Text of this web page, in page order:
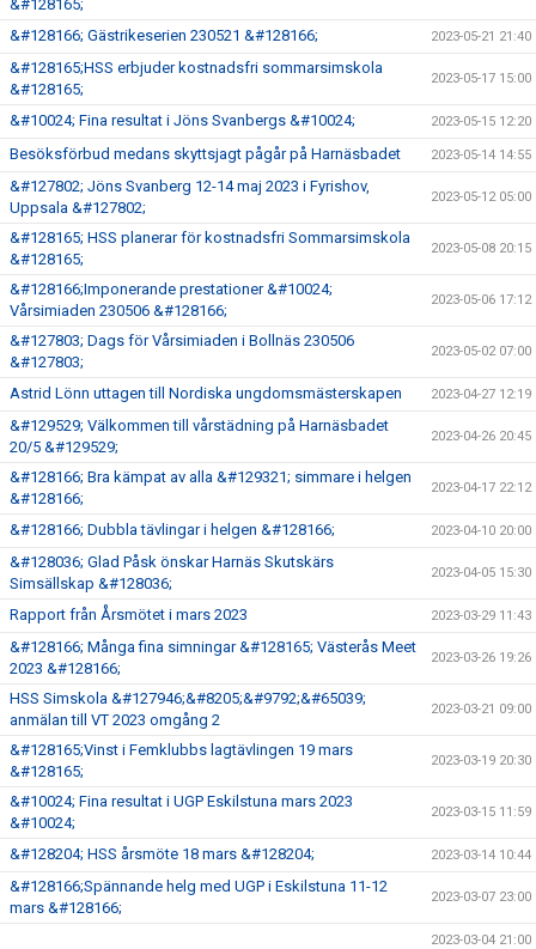
&#128165;
&#128166; Gästrikeserien 230521 &#128166; 2023-05-21 21:40
&#128165;HSS erbjuder kostnadsfri sommarsimskola
&#128165;
2023-05-17 15:00
&#10024; Fina resultat i Jöns Svanbergs &#10024; 2023-05-15 12:20
Besöksförbud medans skyttsjagt pågår på Harnäsbadet 2023-05-14 14:55
&#127802; Jöns Svanberg 12-14 maj 2023 i Fyrishov,
Uppsala &#127802;
2023-05-12 05:00
&#128165; HSS planerar för kostnadsfri Sommarsimskola
&#128165;
2023-05-08 20:15
&#128166;Imponerande prestationer &#10024;
Vårsimiaden 230506 &#128166;
2023-05-06 17:12
&#127803; Dags för Vårsimiaden i Bollnäs 230506
&#127803;
2023-05-02 07:00
Astrid Lönn uttagen till Nordiska ungdomsmästerskapen 2023-04-27 12:19
&#129529; Välkommen till vårstädning på Harnäsbadet
20/5 &#129529;
2023-04-26 20:45
&#128166; Bra kämpat av alla &#129321; simmare i helgen
&#128166;
2023-04-17 22:12
&#128166; Dubbla tävlingar i helgen &#128166; 2023-04-10 20:00
&#128036; Glad Påsk önskar Harnäs Skutskärs
Simsällskap &#128036;
2023-04-05 15:30
Rapport från Årsmötet i mars 2023 2023-03-29 11:43
&#128166; Många fina simningar &#128165; Västerås Meet
2023 &#128166;
2023-03-26 19:26
HSS Simskola &#127946;&#8205;&#9792;&#65039;
anmälan till VT 2023 omgång 2
2023-03-21 09:00
&#128165;Vinst i Femklubbs lagtävlingen 19 mars
&#128165;
2023-03-19 20:30
&#10024; Fina resultat i UGP Eskilstuna mars 2023
&#10024;
2023-03-15 11:59
&#128204; HSS årsmöte 18 mars &#128204; 2023-03-14 10:44
&#128166;Spännande helg med UGP i Eskilstuna 11-12
mars &#128166;
2023-03-07 23:00
2023-03-04 21:00